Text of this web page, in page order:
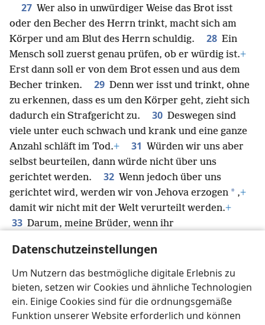
Datenschutzeinstellungen
Um Nutzern das bestmögliche digitale Erlebnis zu
bieten, setzen wir Cookies und ähnliche Technologien
ein. Einige Cookies sind für die ordnungsgemäße
Funktion unserer Website erforderlich und können
27 Wer also in unwürdiger Weise das Brot isst
oder den Becher des Herrn trinkt, macht sich am
Körper und am Blut des Herrn schuldig.
28 Ein
Mensch soll zuerst genau prüfen, ob er würdig ist.+
Erst dann soll er von dem Brot essen und aus dem
Becher trinken.
29 Denn wer isst und trinkt, ohne
zu erkennen, dass es um den Körper geht, zieht sich
dadurch ein Strafgericht zu.
30 Deswegen sind
viele unter euch schwach und krank und eine ganze
Anzahl schläft im Tod.+ 31 Würden wir uns aber
selbst beurteilen, dann würde nicht über uns
gerichtet werden.
32 Wenn jedoch über uns
gerichtet wird, werden wir von Jehova erzogen * ,+
damit wir nicht mit der Welt verurteilt werden.+
33 Darum, meine Brüder, wenn ihr
aufeinander. 34 Ist jemand hungrig, soll er zu
Hause essen, damit es nicht zur Verurteilung führt,
wenn ihr zusammenkommt. Das Übrige werde ich in
Ordnung bringen, wenn ich komme.